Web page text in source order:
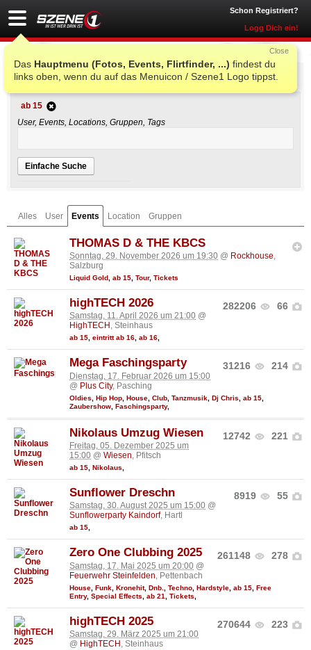
Schon Registriert?
Logg Dich ein!
Das Hauptmenu (Fotos, Events, Flirtfinder, ...) findest du
links oben, wenn du auf das Menuicon / Szene1 Logo tippst.
Close
Einfache Suche
ab 15
User, Events, Locations, Gruppen, Tags
Einfache Suche
Alles User Events Location Gruppen
THOMAS D & THE KBCS
Sonntag, 29. November 2026 um 19:30 @ Rockhouse,
Salzburg
Liquid Gold ab 15 Tour, Tickets
282206 66
highTECH 2026
Samstag, 11. April 2026 um 21:00 @
HighTECH , Steinhaus
ab 15, eintritt ab 16, ab 16,
31216 214
Mega Faschingsparty
Dienstag, 17. Februar 2026 um 15:00
@ Plus City, Pasching
Oldies Hip Hop House Club Tanzmusik Dj Chris ab 15
Zaubershow Faschingsparty,
12742 221
Nikolaus Umzug Wiesen
Freitag, 05. Dezember 2025 um
15:00 @ Wiesen, Pfitsch
ab 15 Nikolaus
8919 55
Sunflower Dreschn
Samstag, 30. August 2025 um 15:00 @
Sunflowerparty Kaindorf, Hartl
ab 15,
261148 278
Zero One Clubbing 2025
Samstag, 17. Mai 2025 um 20:00 @
Feuerwehr Steinfelden , Pettenbach
House Funk Kronehit, Dnb. Techno Hardstyle ab 15 Free
Entry, Special Effects ab 21 Tickets
270644 223
highTECH 2025
Samstag, 29. März 2025 um 21:00
@ HighTECH , Steinhaus